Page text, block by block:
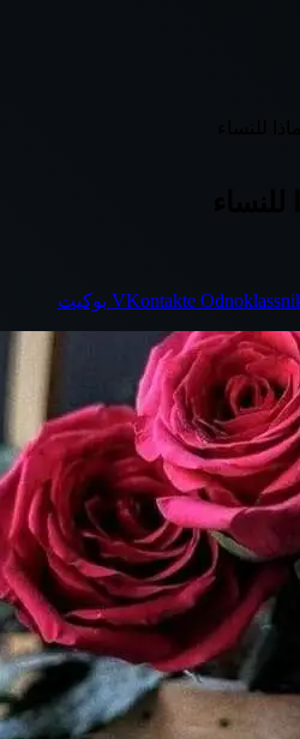
بوكيت